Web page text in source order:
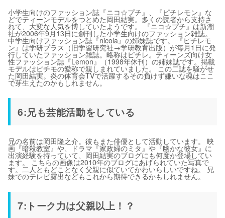
小学生向けのファッション誌『ニコ☆プチ』、『ピチレモン』な
どでティーンモデルをつとめた岡田結実。多くの読者から支持さ
れて、大変な人気を博していたようです。 『ニコ☆プチ』は新潮
社が2006年9月13日に創刊した小学生向けのファッション雑誌。
中学生向けファッション誌『nicola』の姉妹誌です。 『ピチレモ
ン』は学研プラス（旧学習研究社→学研教育出版）が毎月1日に発
行していたファッション雑誌。略称はピチレ。ティーンズ向け女
性ファッション誌『Lemon』（1998年休刊）の姉妹誌です。掲載
モデルはピチモの愛称で親しまれていました。 この二誌を騒がせ
た岡田結実。炎の体育会TVで活躍するその負けず嫌いな魂はここ
で芽生えたのかもしれません。
6:兄も芸能活動をしている
兄の名前は岡田隆之介。彼もまた俳優として活動しています。 映
画『暗殺教室』や、ドラマ『家政婦のミタ』や『幽かな彼女』に
出演経験を持っていて、岡田結実のブログにも何度か登場してい
ます。 こちらの画像は2010年のブログにあげられていた写真で
す。二人ともどことなく父親に似ていてかわいらしいですね。 兄
妹でのテレビ露出などもこれから期待できるかもしれません。
7:トーク力は父親以上！？